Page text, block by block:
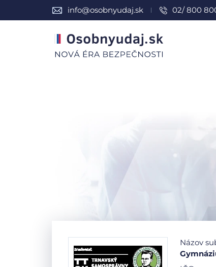
info@osobnyudaj.sk 02/ 800
Názov